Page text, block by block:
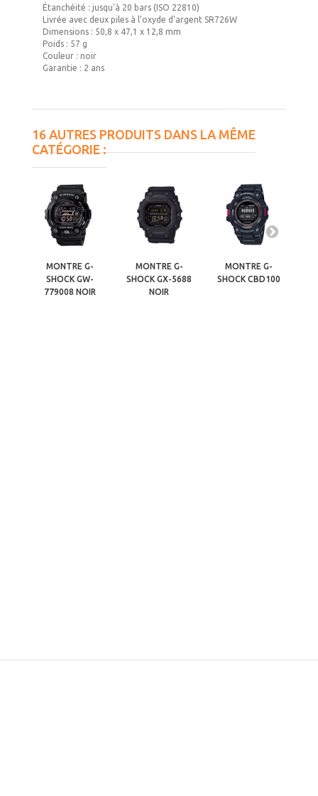
Étanchéité : jusqu'à 20 bars (ISO 22810)
Livrée avec deux piles à l'oxyde d'argent SR726W
Dimensions : 50,8 x 47,1 x 12,8 mm
Poids : 57 g
Couleur : noir
Garantie : 2 ans
16 AUTRES PRODUITS DANS LA MÊME
CATÉGORIE :
MONTRE G-
SHOCK GW-
779008 NOIR
MONTRE G-
SHOCK GX-5688
NOIR
MONTRE G-
SHOCK CBD100